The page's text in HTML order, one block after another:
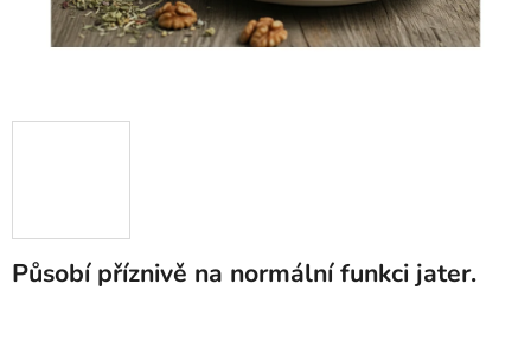
Působí příznivě na normální funkci jater.